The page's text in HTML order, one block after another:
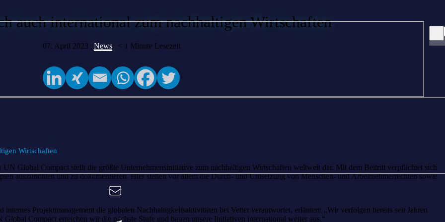
auch international zum nachhaltigen Wirtschaften
07. April 2023 | News| < 1 Minute Lesezeit
Wirtschaften
UN Global Compact stellt die größte Unternehmensinitiative zum nachhaltigen Wirtschaften weltweit dar. Mit dem Beitritt verpflichtet sich
auszurichten und zu dokumentieren. Hier stehen vor allem die Durch- und Umsetzung von Menschen- und Arbeitnehmerrechten sowie
Projektmanagement die globalen Nachhaltigkeitsaktivitäten bei Vetter verantwortet, erläutert: „Wir verfolgen bereits seit Jahren
Compact erreichen wir die nächste Stufe und bauen unsere Initiativen international weiter aus.“